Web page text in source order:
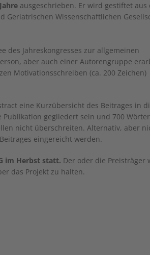
ausgeschrieben. Er wird gestiftet aus
Geriatrischen Wissenschaftlichen
des Jahreskongresses zur allgemeinen
aber auch einer Autorengruppe
Motivationsschreiben (ca. 200 Zeichen)
eine Kurzübersicht des Beitrages in
gegliedert sein und 700
nicht überschreiten. Alternativ, aber
eingereicht werden.
im Herbst statt. Der oder die Preisträger
das Projekt zu halten.